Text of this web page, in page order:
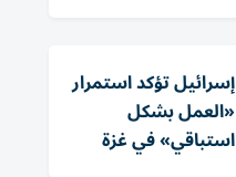
إسرائيل تؤكد استمرار
«العمل بشكل
استباقي» في غزة